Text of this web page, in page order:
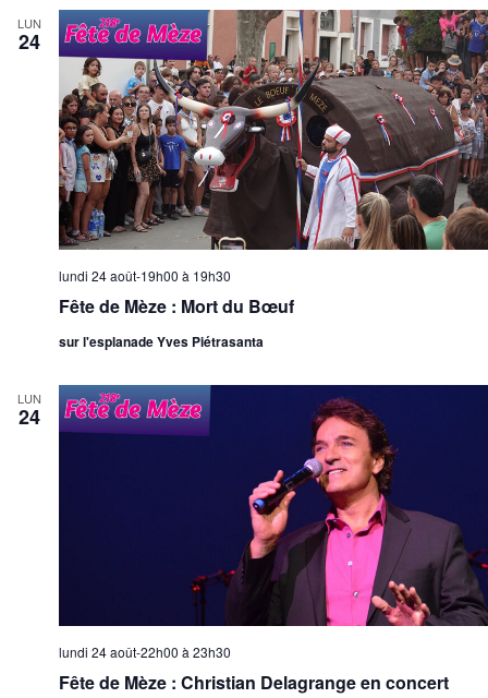
LUN
24
Fête de Mèze : Mort du Bœuf
lundi 24 août-19h00 à 19h30
sur l'esplanade Yves Piétrasanta
LUN
24
Fête de Mèze : Christian Delagrange en concert
lundi 24 août-22h00 à 23h30